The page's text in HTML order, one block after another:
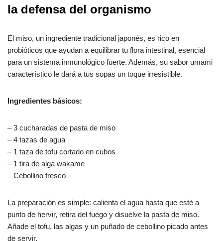
la defensa del organismo
El miso, un ingrediente tradicional japonés, es rico en
probióticos que ayudan a equilibrar tu flora intestinal, esencial
para un sistema inmunológico fuerte. Además, su sabor umami
característico le dará a tus sopas un toque irresistible.
Ingredientes básicos:
– 3 cucharadas de pasta de miso
– 4 tazas de agua
– 1 taza de tofu cortado en cubos
– 1 tira de alga wakame
– Cebollino fresco
La preparación es simple: calienta el agua hasta que esté a
punto de hervir, retira del fuego y disuelve la pasta de miso.
Añade el tofu, las algas y un puñado de cebollino picado antes
de servir.